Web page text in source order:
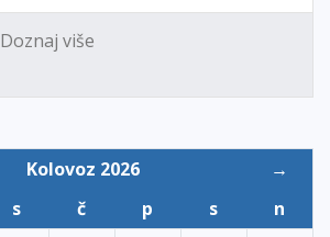
Doznaj više
Kolovoz 2026
→
s č p s
n